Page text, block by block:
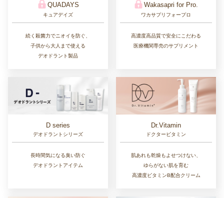
QUADAYS
キュアデイズ
続く殺菌力でニオイを防ぐ、
子供から大人まで使える
デオドラント製品
Wakasapri for Pro.
ワカサプリフォープロ
高濃度高品質で安全にこだわる
医療機関専売のサプリメント
D series
デオドラントシリーズ
長時間気になる臭い防ぐ
デオドラントアイテム
Dr.Vitamin
ドクタービタミン
肌あれも乾燥もよせつけない、
ゆらがない肌を育む
高濃度ビタミンB配合クリーム